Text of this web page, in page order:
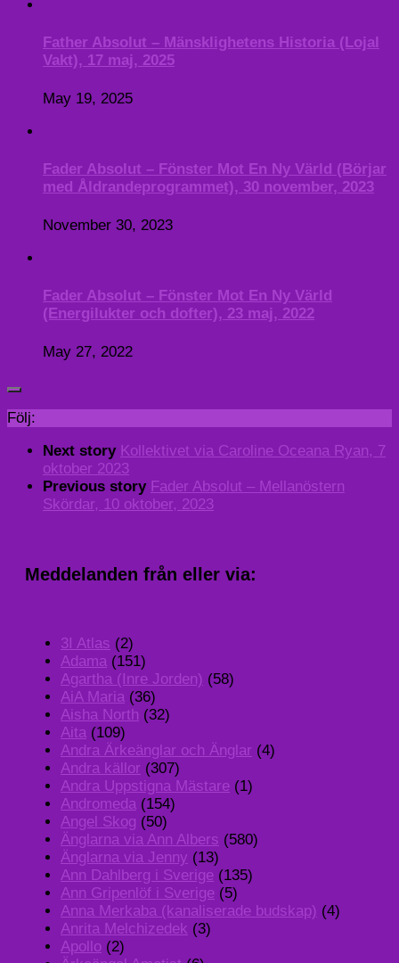
Father Absolut – Mänsklighetens Historia (Lojal
Vakt), 17 maj, 2025
May 19, 2025
Fader Absolut – Fönster Mot En Ny Värld (Börjar
med Åldrandeprogrammet), 30 november, 2023
November 30, 2023
Fader Absolut – Fönster Mot En Ny Värld
(Energilukter och dofter), 23 maj, 2022
May 27, 2022
Följ:
Next story Kollektivet via Caroline Oceana Ryan, 7
oktober 2023
Previous story Fader Absolut – Mellanöstern
Skördar, 10 oktober, 2023
Meddelanden från eller via:
3I Atlas (2)
Adama (151)
Agartha (Inre Jorden) (58)
AiA Maria (36)
Aisha North (32)
Aita (109)
Andra Ärkeänglar och Änglar (4)
Andra källor (307)
Andra Uppstigna Mästare (1)
Andromeda (154)
Angel Skog (50)
Änglarna via Ann Albers (580)
Änglarna via Jenny (13)
Ann Dahlberg i Sverige (135)
Ann Gripenlöf i Sverige (5)
Anna Merkaba (kanaliserade budskap) (4)
Anrita Melchizedek (3)
Apollo (2)